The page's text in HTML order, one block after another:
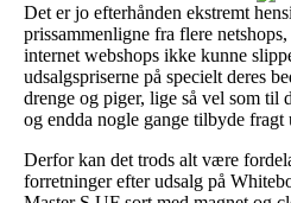
Det er jo efterhånden ekstremt
prissammenligne fra flere
internet webshops ikke kunne
udsalgspriserne på specielt deres
drenge og piger, lige så vel som til
og endda nogle gange tilbyde fragt
Derfor kan det trods alt være
forretninger efter udsalg på